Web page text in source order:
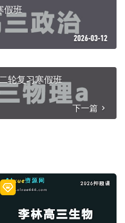
假班
2026-03-12
轮复习寒假班
下一篇